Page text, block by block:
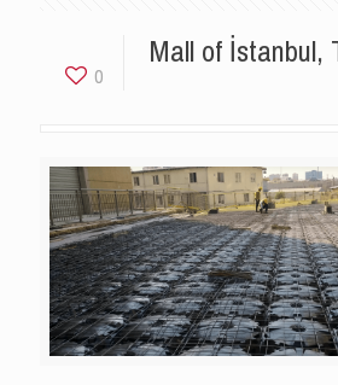
0 Mall of İstanbul,